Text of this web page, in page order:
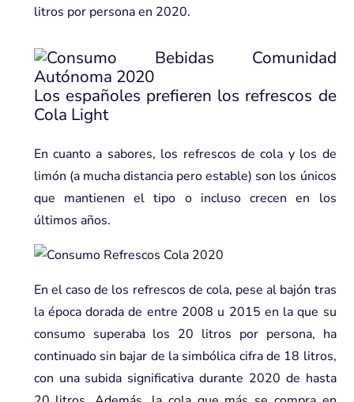
litros por persona en 2020.
Los españoles prefieren los refrescos de
Cola Light
En cuanto a sabores, los refrescos de cola y los de
limón (a mucha distancia pero estable) son los únicos
que mantienen el tipo o incluso crecen en los
últimos años.
En el caso de los refrescos de cola, pese al bajón tras
la época dorada de entre 2008 u 2015 en la que su
consumo superaba los 20 litros por persona, ha
continuado sin bajar de la simbólica cifra de 18 litros,
con una subida significativa durante 2020 de hasta